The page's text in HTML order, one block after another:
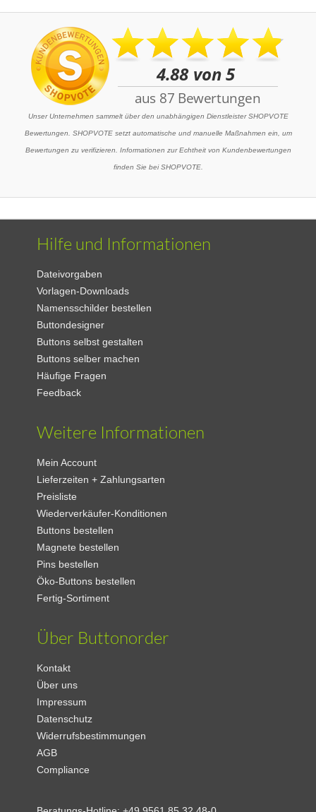
Unser Unternehmen sammelt über den unabhängigen Dienstleister SHOPVOTE
Bewertungen. SHOPVOTE setzt automatische und manuelle Maßnahmen ein, um
Bewertungen zu verifizieren. Informationen zur Echtheit von Kundenbewertungen
finden Sie bei SHOPVOTE.
Hilfe und Informationen
Dateivorgaben
Vorlagen-Downloads
Namensschilder bestellen
Buttondesigner
Buttons selbst gestalten
Buttons selber machen
Häufige Fragen
Feedback
Weitere Informationen
Mein Account
Lieferzeiten + Zahlungsarten
Preisliste
Wiederverkäufer-Konditionen
Buttons bestellen
Magnete bestellen
Pins bestellen
Öko-Buttons bestellen
Fertig-Sortiment
Über Buttonorder
Kontakt
Über uns
Impressum
Datenschutz
Widerrufsbestimmungen
AGB
Compliance